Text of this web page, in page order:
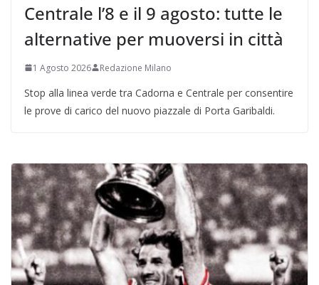
Centrale l’8 e il 9 agosto: tutte le
alternative per muoversi in città
1 Agosto 2026 Redazione Milano
Stop alla linea verde tra Cadorna e Centrale per consentire
le prove di carico del nuovo piazzale di Porta Garibaldi.